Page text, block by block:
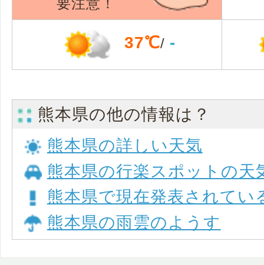
要注意！
37℃/ -
熊本県の他の情報は？
熊本県の詳しい天気
熊本県の行楽スポットの天
熊本県で現在発表されてい
熊本県の雨雲のようす